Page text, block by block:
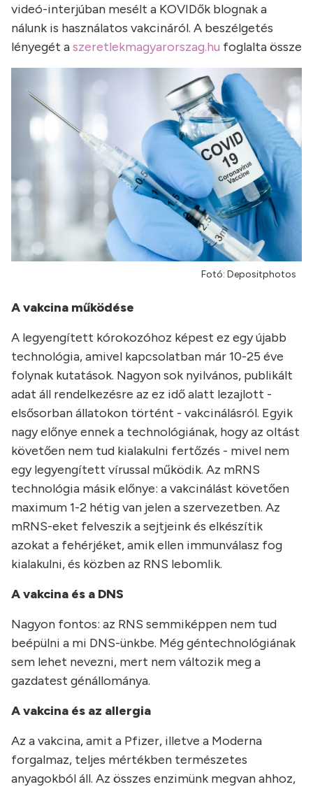
videó-interjúban mesélt a KOVIDők blognak a
nálunk is használatos vakcináról. A beszélgetés
lényegét aszeretlekmagyarorszag.hu foglalta össze
Fotó: Depositphotos
A vakcina működése
A legyengített kórokozóhoz képest ez egy újabb
technológia, amivel kapcsolatban már 10-25 éve
folynak kutatások. Nagyon sok nyilvános, publikált
adat áll rendelkezésre az ez idő alatt lezajlott -
elsősorban állatokon történt - vakcinálásról. Egyik
nagy előnye ennek a technológiának, hogy az oltást
követően nem tud kialakulni fertőzés - mivel nem
egy legyengített vírussal működik. Az mRNS
technológia másik előnye: a vakcinálást követően
maximum 1-2 hétig van jelen a szervezetben. Az
mRNS-eket felveszik a sejtjeink és elkészítik
azokat a fehérjéket, amik ellen immunválasz fog
kialakulni, és közben az RNS lebomlik.
A vakcina és a DNS
Nagyon fontos: az RNS semmiképpen nem tud
beépülni a mi DNS-ünkbe. Még géntechnológiának
sem lehet nevezni, mert nem változik meg a
gazdatest génállománya.
A vakcina és az allergia
Az a vakcina, amit a Pfizer, illetve a Moderna
forgalmaz, teljes mértékben természetes
anyagokból áll. Az összes enzimünk megvan ahhoz,